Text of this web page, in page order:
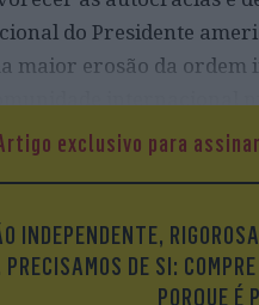
do Presidente
erosão da ordem
internacional
desta forma: “O
ativo na
exclusivo para
INDEPENDENTE,
PRECISAMOS DE SI:
PORQUE É